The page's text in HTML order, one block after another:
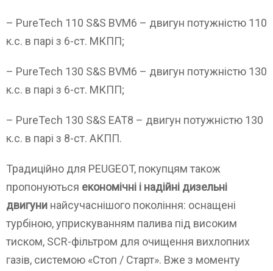
– PureTech 110 S&S BVM6 – двигун потужністю 110
к.с. в парі з 6-ст. МКПП;
– PureTech 130 S&S BVM6 – двигун потужністю 130
к.с. в парі з 6-ст. МКПП;
– PureTech 130 S&S EAT8 – двигун потужністю 130
к.с. в парі з 8-ст. АКПП.
Традиційно для PEUGEOT, покупцям також
пропонуються економічні і надійні дизельні
двигуни найсучаснішого покоління: оснащені
турбіною, уприскуванням палива під високим
тиском, SCR-фільтром для очищення вихлопних
газів, системою «Стоп / Старт». Вже з моменту